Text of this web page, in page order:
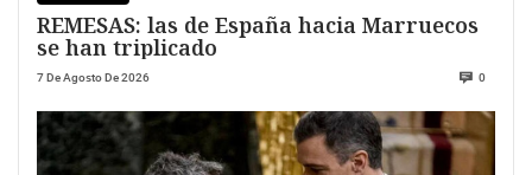
REMESAS: las de España hacia Marruecos
se han triplicado
7 De Agosto De 2026 0